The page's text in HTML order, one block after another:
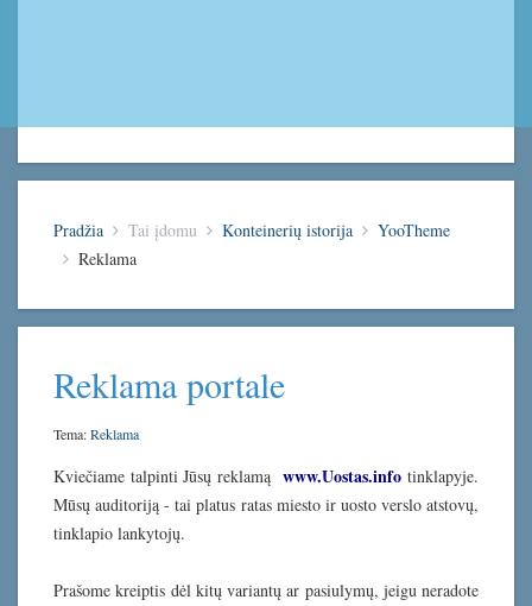
Pradžia Tai įdomu Konteinerių istorija
YooTheme
Reklama
Reklama portale
Tema:Reklama
Kviečiame talpinti Jūsų reklamąwww.Uostas.infotinklapyje.
Mūsų auditoriją - tai platus ratas miesto ir uosto verslo atstovų,
tinklapio lankytojų.
Prašome kreiptis dėl kitų variantų ar pasiulymų, jeigu neradote